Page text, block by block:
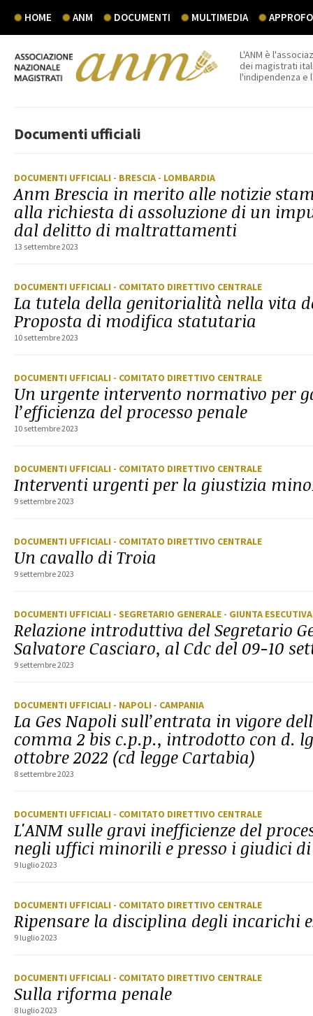
HOME ANM DOCUMENTI MULTIMEDIA
L'ANM è
dei magistrati
l'indipendenza e
Documenti ufficiali
DOCUMENTI UFFICIALI - BRESCIA - LOMBARDIA
Anm Brescia in merito alle notizie
alla richiesta di assoluzione di un
dal delitto di maltrattamenti
13 settembre 2023
DOCUMENTI UFFICIALI - COMITATO DIRETTIVO CENTRALE
La tutela della genitorialità nella vita
Proposta di modifica statutaria
10 settembre 2023
DOCUMENTI UFFICIALI - COMITATO DIRETTIVO CENTRALE
Un urgente intervento normativo per
l’efficienza del processo penale
10 settembre 2023
DOCUMENTI UFFICIALI - COMITATO DIRETTIVO CENTRALE
Interventi urgenti per la giustizia
9 settembre 2023
DOCUMENTI UFFICIALI - COMITATO DIRETTIVO CENTRALE
Un cavallo di Troia
9 settembre 2023
DOCUMENTI UFFICIALI - SEGRETARIO GENERALE - GIUNTA
Relazione introduttiva del Segretario
Salvatore Casciaro, al Cdc del 09-10
9 settembre 2023
DOCUMENTI UFFICIALI - NAPOLI - CAMPANIA
La Ges Napoli sull’entrata in vigore
comma 2 bis c.p.p., introdotto con d.
ottobre 2022 (cd legge Cartabia)
8 settembre 2023
DOCUMENTI UFFICIALI - COMITATO DIRETTIVO CENTRALE
L'ANM sulle gravi inefficienze del
negli uffici minorili e presso i giudici di
9 luglio 2023
DOCUMENTI UFFICIALI - COMITATO DIRETTIVO CENTRALE
Ripensare la disciplina degli incarichi
9 luglio 2023
DOCUMENTI UFFICIALI - COMITATO DIRETTIVO CENTRALE
Sulla riforma penale
8 luglio 2023